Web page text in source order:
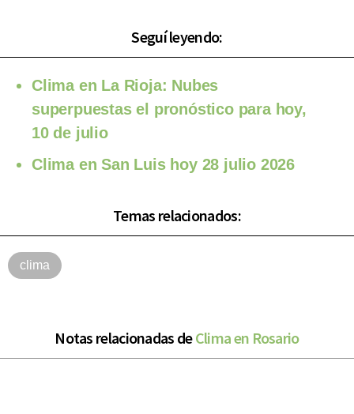
Seguí leyendo:
Clima en La Rioja: Nubes
superpuestas el pronóstico para hoy,
10 de julio
Clima en San Luis hoy 28 julio 2026
Temas relacionados:
clima
Notas relacionadas deClima en Rosario